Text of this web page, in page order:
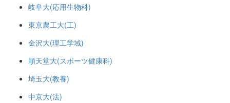
岐阜大(応用生物科)
東京農工大(工)
金沢大(理工学域)
順天堂大(スポーツ健康科)
埼玉大(教養)
中京大(法)